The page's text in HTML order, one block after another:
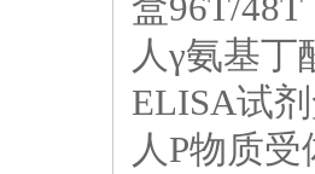
人γ氨基
ELISA试
人P物质